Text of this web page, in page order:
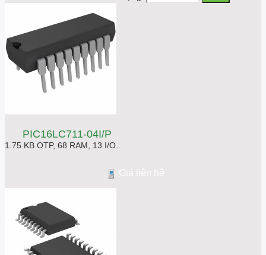
PIC16LC711-04I/P
1.75 KB OTP, 68 RAM, 13 I/O..
Giá liên hệ